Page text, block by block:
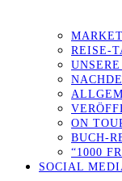
REISE-
ON
BUCH-
“1000
SOCIAL